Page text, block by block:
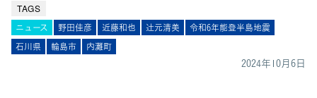
TAGS
ニュース 野田佳彦 近藤和也 辻󠄀元清美
令和6年能登半島地震
石川県
輪島市 内灘町
2024年10月6日